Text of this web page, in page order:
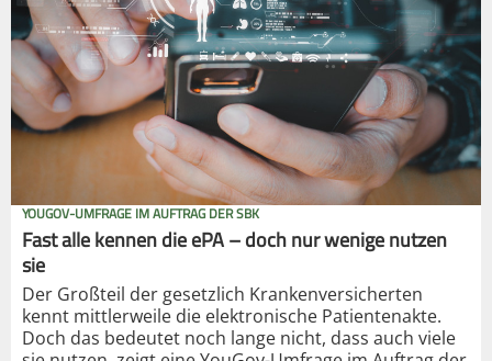
YOUGOV-UMFRAGE IM AUFTRAG DER SBK
Fast alle kennen die ePA – doch nur wenige nutzen
sie
Der Großteil der gesetzlich Krankenversicherten
kennt mittlerweile die elektronische Patientenakte.
Doch das bedeutet noch lange nicht, dass auch viele